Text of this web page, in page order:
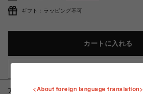
ギフト：ラッピング不可
カートに入れる
アイテム説明 / 素材
<About foreign language translation>